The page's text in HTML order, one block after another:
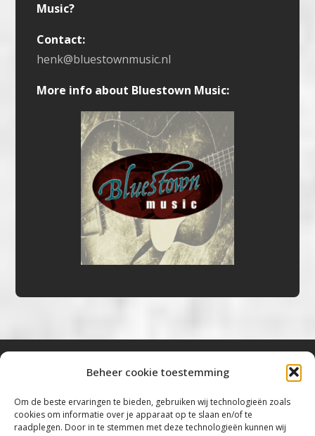
Beheer cookie toestemming
Om de beste ervaringen te bieden, gebruiken wij technologieën zoals
cookies om informatie over je apparaat op te slaan en/of te
raadplegen. Door in te stemmen met deze technologieën kunnen wij
Music?
Contact:
henk@bluestownmusic.nl
More info about Bluestown Music:
“Voor de mooiste Blues, Rock, Roots &